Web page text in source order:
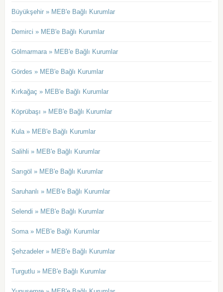
Büyükşehir » MEB'e Bağlı Kurumlar
Demirci » MEB'e Bağlı Kurumlar
Gölmarmara » MEB'e Bağlı Kurumlar
Gördes » MEB'e Bağlı Kurumlar
Kırkağaç » MEB'e Bağlı Kurumlar
Köprübaşı » MEB'e Bağlı Kurumlar
Kula » MEB'e Bağlı Kurumlar
Salihli » MEB'e Bağlı Kurumlar
Sarıgöl » MEB'e Bağlı Kurumlar
Saruhanlı » MEB'e Bağlı Kurumlar
Selendi » MEB'e Bağlı Kurumlar
Soma » MEB'e Bağlı Kurumlar
Şehzadeler » MEB'e Bağlı Kurumlar
Turgutlu » MEB'e Bağlı Kurumlar